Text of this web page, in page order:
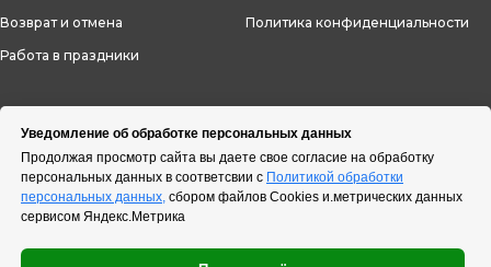
Уведомление об обработке персональных данных
Продолжая просмотр сайта вы даете свое согласие на обработку
персональных данных в соответсвии с Политикой обработки
персональных данных, сбором файлов Cookies и.метрических данных
сервисом Яндекс.Метрика
Возврат и отмена
Работа в праздники
Политика конфиденциальности